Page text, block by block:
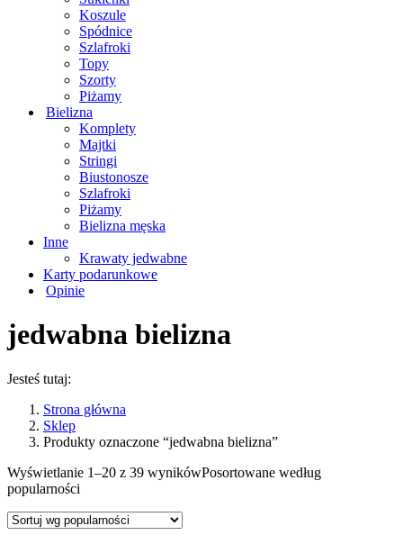
Koszule
Spódnice
Szlafroki
Topy
Szorty
Piżamy
Bielizna
Komplety
Majtki
Stringi
Biustonosze
Szlafroki
Piżamy
Bielizna męska
Inne
Krawaty jedwabne
Karty podarunkowe
Opinie
jedwabna bielizna
Jesteś tutaj:
Strona główna
Sklep
Produkty oznaczone “jedwabna bielizna”
Wyświetlanie 1–20 z 39 wynikówPosortowane według
popularności